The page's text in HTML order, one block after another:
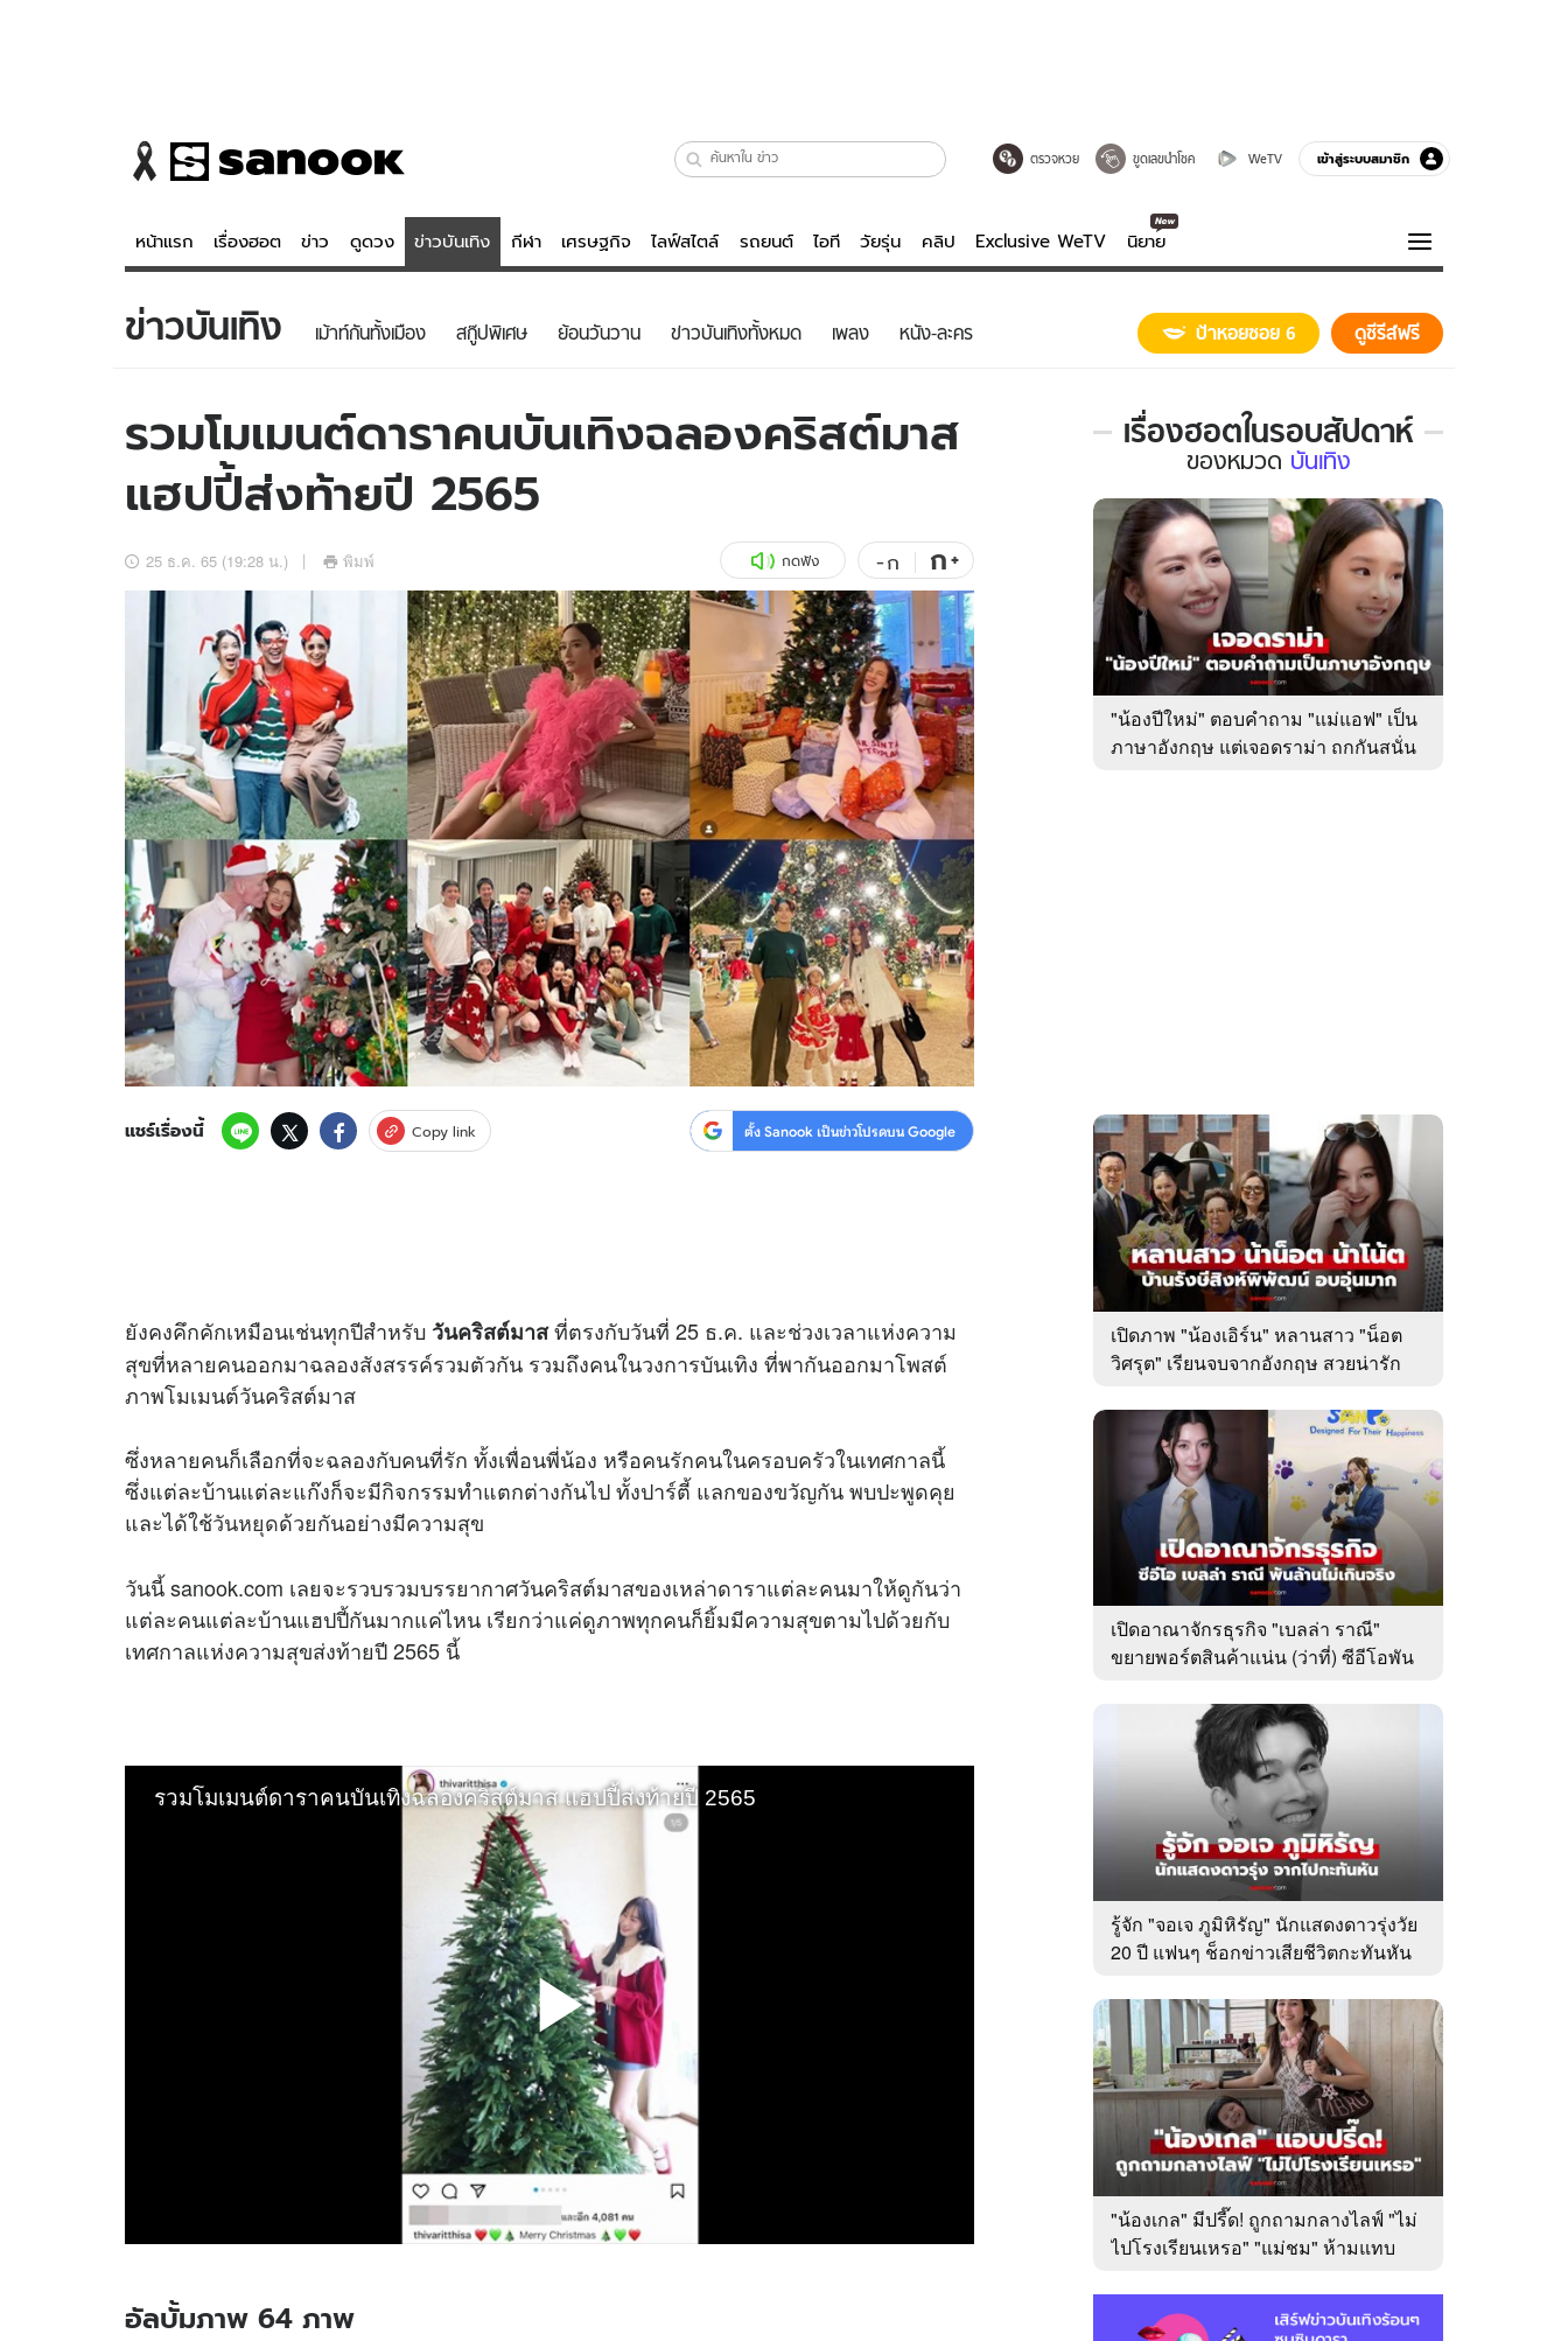
ตรวจหวย ขูดเลขนำโชค WeTV เข้าสู่ระบบสมาชิก
หน้าแรก เรื่องฮอต ข่าว ดูดวง ข่าวบันเทิง กีฬา เศรษฐกิจ ไลฟ์สไตล์ รถยนต์ ไอที วัยรุ่น คลิป Exclusive WeTV นิยาย
ข่าว
ข่าวบันเทิง
ข่าวกีฬา
ข่าวเศรษฐกิจ
อัปเดตจีน
เช็กข่าวชัวร์
ดูดวง - ตรวจหวย
สถิติหวยไทย
หวยลาว
ไลฟ์สไตล์
วัยรุ่น
สุขภาพ
เที่ยว-กิน
Tasteful Thailand
Sanook Choice
บันเทิงครบรส
เกมส์
ดูทีวี
WeTV
Exclusive WeTV
นิยาย
ความรู้รอบตัว
ฮาวทู
ดาวน์โหลดสนุกแอปฟรี ติดตามสนุกโซเชียลได้ที่
สงวนลิขสิทธิ์ © 2569บริษัท อิมเมจ ฟิวเจอร์ (ประเทศไทย) จำกัด
ข่าวบันเทิง เม้าท์กันทั้งเมือง สกู๊ปพิเศษ ย้อนวันวาน ข่าวบันเทิงทั้งหมด เพลง หนัง-ละคร ป้าหอยซอย 6 ดูซีรีส์ฟรี
รวมโมเมนต์ดาราคนบันเทิงฉลองคริสต์มาส
แฮปปี้ส่งท้ายปี 2565
25 ธ.ค. 65 (19:28 น.) พิมพ์ กดฟัง -ก ก+
แชร์เรื่องนี้ Copy link ตั้ง Sanook เป็นข่าวโปรดบน Google
ยังคงคึกคักเหมือนเช่นทุกปีสำหรับ วันคริสต์มาสที่ตรงกับวันที่ 25 ธ.ค. และช่วงเวลาแห่งความ
สุขที่หลายคนออกมาฉลองสังสรรค์รวมตัวกัน รวมถึงคนในวงการบันเทิง ที่พากันออกมาโพสต์
ภาพโมเมนต์วันคริสต์มาส
ซึ่งหลายคนก็เลือกที่จะฉลองกับคนที่รัก ทั้งเพื่อนพี่น้อง หรือคนรักคนในครอบครัวในเทศกาลนี้
ซึ่งแต่ละบ้านแต่ละแก๊งก็จะมีกิจกรรมทำแตกต่างกันไป ทั้งปาร์ตี้ แลกของขวัญกัน พบปะพูดคุย
และได้ใช้วันหยุดด้วยกันอย่างมีความสุข
วันนี้ sanook.com เลยจะรวบรวมบรรยากาศวันคริสต์มาสของเหล่าดาราแต่ละคนมาให้ดูกันว่า
แต่ละคนแต่ละบ้านแฮปปี้กันมากแค่ไหน เรียกว่าแค่ดูภาพทุกคนก็ยิ้มมีความสุขตามไปด้วยกับ
เทศกาลแห่งความสุขส่งท้ายปี 2565 นี้
อัลบั้มภาพ 64 ภาพ
เรื่องฮอตในรอบสัปดาห์
เรื่อง
ใน
รอบ
สัปดาห์
ของ
หมวด
บันเทิง
ของหมวด บันเทิง
"น้องปีใหม่" ตอบคำถาม "แม่แอฟ" เป็น
ภาษาอังกฤษ แต่เจอดราม่า ถกกันสนั่น
เปิดภาพ "น้องเอิร์น" หลานสาว "น็อต
วิศรุต" เรียนจบจากอังกฤษ สวยน่ารัก
เปิดอาณาจักรธุรกิจ "เบลล่า ราณี"
ขยายพอร์ตสินค้าแน่น (ว่าที่) ซีอีโอพัน
รู้จัก "จอเจ ภูมิหิรัญ" นักแสดงดาวรุ่งวัย
20 ปี แฟนๆ ช็อกข่าวเสียชีวิตกะทันหัน
"น้องเกล" มีปรี๊ด! ถูกถามกลางไลฟ์ "ไม่
ไปโรงเรียนเหรอ" "แม่ชม" ห้ามแทบ